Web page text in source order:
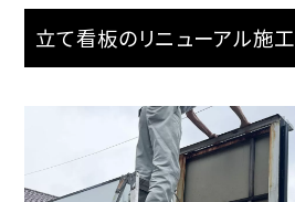
立て看板のリニューアル施工